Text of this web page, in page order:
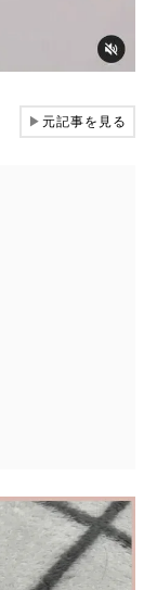
▶元記事を見る